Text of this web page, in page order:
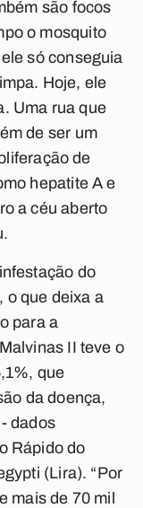
são focos
o mosquito
só conseguia
Hoje, ele
Uma rua que
de ser um
de
hepatite A e
a céu aberto
do
o que deixa a
para a
II teve o
que
da doença,
dados
Rápido do
(Lira). “Por
mais de 70 mil